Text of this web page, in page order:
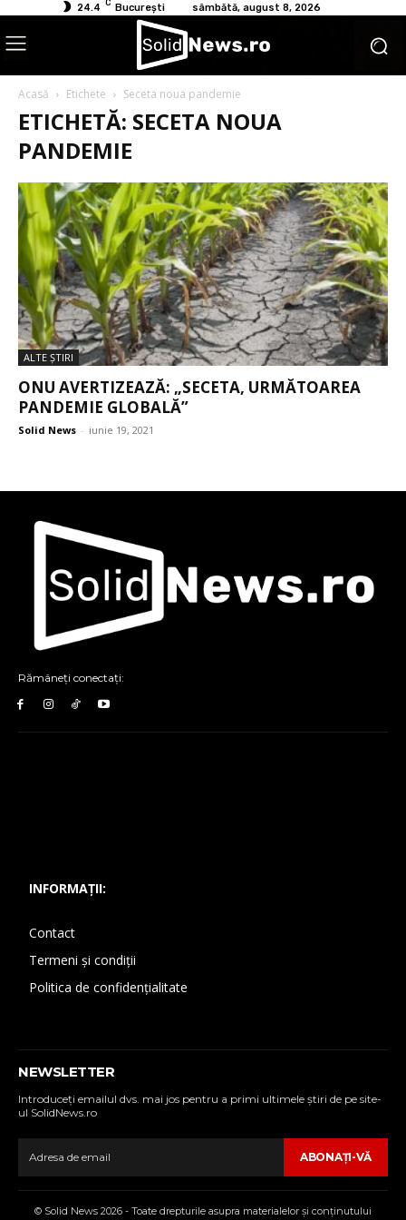
24.4 C București sâmbătă, august 8, 2026
Acasă Etichete Seceta noua pandemie
ETICHETĂ: SECETA NOUA
PANDEMIE
ALTE ŞTIRI
ONU AVERTIZEAZĂ: „SECETA, URMĂTOAREA
PANDEMIE GLOBALĂ”
Solid News - iunie 19, 2021
Rămâneți conectați:
INFORMAȚII:
Contact
Termeni și condiții
Politica de confidențialitate
NEWSLETTER
Introduceţi emailul dvs. mai jos pentru a primi ultimele ştiri de pe site-
ul SolidNews.ro
ABONAŢI-VĂ
© Solid News 2026 - Toate drepturile asupra materialelor şi conţinutului